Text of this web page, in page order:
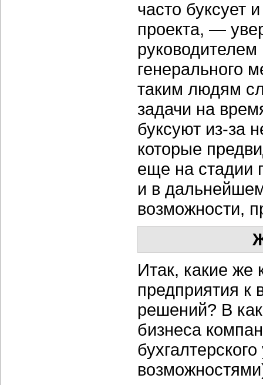
часто буксует
проекта, —
руководителем
генерального
таким людям
задачи на
буксуют из-за
которые
еще на стадии
и в
возможности,
Итак, какие же
предприятия к
решений? В
бизнеса